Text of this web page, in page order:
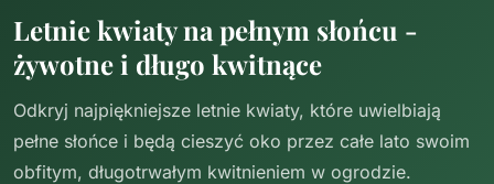
Letnie kwiaty na pełnym słońcu -
żywotne i długo kwitnące
Odkryj najpiękniejsze letnie kwiaty, które uwielbiają
pełne słońce i będą cieszyć oko przez całe lato swoim
obfitym, długotrwałym kwitnieniem w ogrodzie.